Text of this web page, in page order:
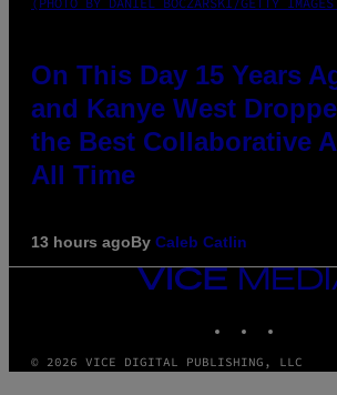
On This Day 15 Years
and Kanye West
the Best Collaborative
All Time
13 hours agoBy Caleb Catlin
VICE
MEDIA
© 2026 VICE DIGITAL PUBLISHING, LLC